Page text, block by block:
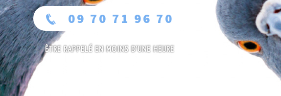
09 70 71 96 70
ÊTRE RAPPELÉ EN MOINS D'UNE HEURE